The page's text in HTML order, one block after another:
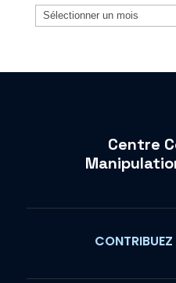
Archives
Centre